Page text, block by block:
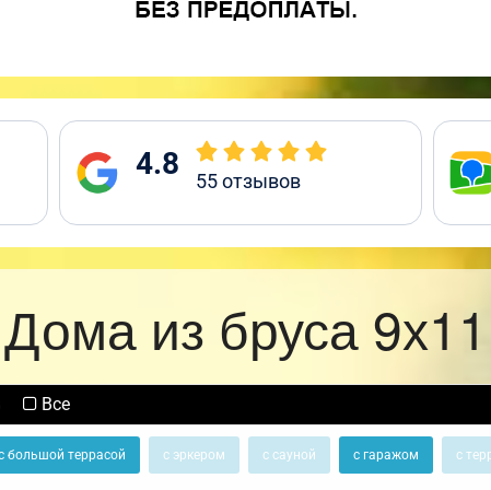
4.8 55отзывов
Дома из бруса 9х11
Все
большой террасой с эркером с сауной с гаражом с